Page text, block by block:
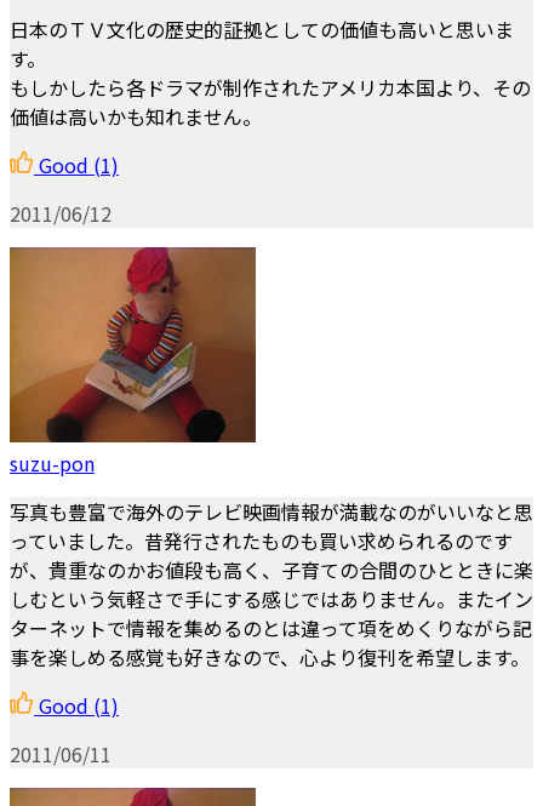
日本のＴＶ文化の歴史的証拠としての価値も高いと思いま
す。
もしかしたら各ドラマが制作されたアメリカ本国より、その
価値は高いかも知れません。
Good (1)
2011/06/12
suzu-pon
写真も豊富で海外のテレビ映画情報が満載なのがいいなと思
っていました。昔発行されたものも買い求められるのです
が、貴重なのかお値段も高く、子育ての合間のひとときに楽
しむという気軽さで手にする感じではありません。またイン
ターネットで情報を集めるのとは違って項をめくりながら記
事を楽しめる感覚も好きなので、心より復刊を希望します。
Good (1)
2011/06/11